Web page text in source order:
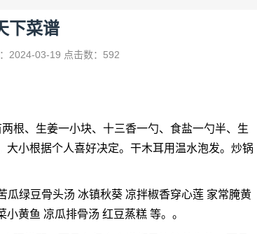
下菜谱
2024-03-19 点击数：592
根、生姜一小块、十三香一勺、食盐一勺半、生
小根据个人喜好决定。干木耳用温水泡发。炒锅
瓜绿豆骨头汤 冰镇秋葵 凉拌椒香穿心莲 家常腌黄
黄鱼 凉瓜排骨汤 红豆蒸糕 等。。